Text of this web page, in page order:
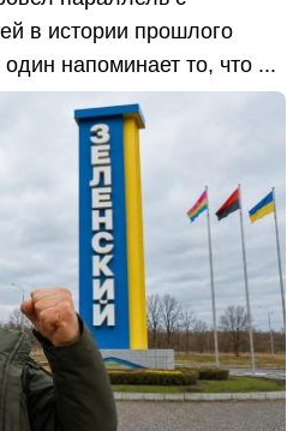
в истории прошлого
напоминает то, что ...